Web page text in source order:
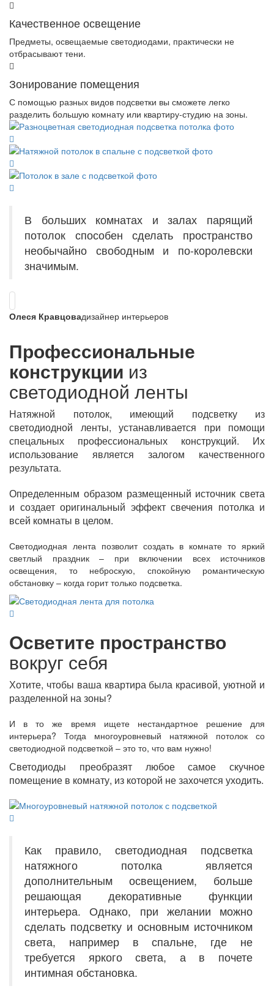
Качественное освещение
Предметы, освещаемые светодиодами, практически не
отбрасывают тени.
Зонирование помещения
С помощью разных видов подсветки вы сможете легко
разделить большую комнату или квартиру-студию на зоны.
В больших комнатах и залах парящий
потолок способен сделать пространство
необычайно свободным и по-королевски
значимым.
Олеся Кравцовадизайнер интерьеров
Профессиональные
конструкции из
светодиодной ленты
Натяжной потолок, имеющий подсветку из
светодиодной ленты, устанавливается при помощи
спецальных профессиональных конструкций. Их
использование является залогом качественного
результата.
Определенным образом размещенный источник света
и создает оригинальный эффект свечения потолка и
всей комнаты в целом.
Светодиодная лента позволит создать в комнате то яркий
светлый праздник – при включении всех источников
освещения, то неброскую, спокойную романтическую
обстановку – когда горит только подсветка.
Осветите пространство
вокруг себя
Хотите, чтобы ваша квартира была красивой, уютной и
разделенной на зоны?
И в то же время ищете нестандартное решение для
интерьера? Тогда многоуровневый натяжной потолок со
светодиодной подсветкой – это то, что вам нужно!
Светодиоды преобразят любое самое скучное
помещение в комнату, из которой не захочется уходить.
Как правило, светодиодная подсветка
натяжного потолка является
дополнительным освещением, больше
решающая декоративные функции
интерьера. Однако, при желании можно
сделать подсветку и основным источником
света, например в спальне, где не
требуется яркого света, а в почете
интимная обстановка.